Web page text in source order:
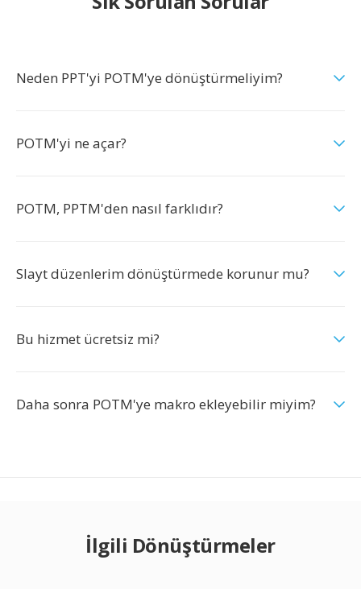
Neden PPT'yi POTM'ye dönüştürmeliyim?
POTM'yi ne açar?
POTM, PPTM'den nasıl farklıdır?
Slayt düzenlerim dönüştürmede korunur mu?
Bu hizmet ücretsiz mi?
Daha sonra POTM'ye makro ekleyebilir miyim?
İlgili Dönüştürmeler